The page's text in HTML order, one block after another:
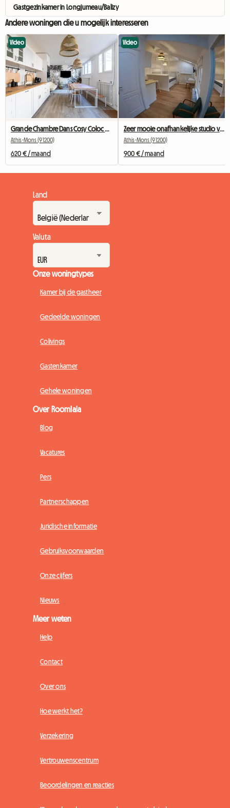
Gastgezinkamer in Longjumeau/Balizy
Andere woningen die u mogelijk interesseren
Video
Grande Chambre Dans Cosy Coloc #5 New York près d'olry
Athis-Mons (91200)
620 € / maand
Video
Zeer mooie onafhankelijke studio van 29m2,
Athis-Mons (91200)
900 € / maand
Land
Valuta
Onze woningtypes
Kamer bij de gastheer
Gedeelde woningen
Colivings
Gastenkamer
Gehele woningen
Over Roomlala
Blog
Vacatures
Pers
Partnerschappen
Juridische informatie
Gebruiksvoorwaarden
Onze cijfers
Nieuws
Meer weten
Help
Contact
Over ons
Hoe werkt het?
Verzekering
Vertrouwenscentrum
Beoordelingen en reacties